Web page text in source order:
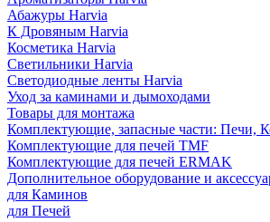
Абажуры Harvia
К Дровяным Harvia
Косметика Harvia
Светильники Harvia
Светодиодные ленты Harvia
Уход за каминами и дымоходами
Товары для монтажа
Комплектующие, запасные части: Печи,
Комплектующие для печей TMF
Комплектующие для печей ERMAK
Дополнительное оборудование и
для Каминов
для Печей